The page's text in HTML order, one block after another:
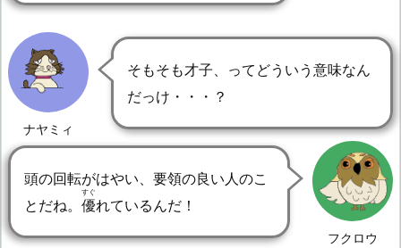
ナヤミィ
そもそも才子、ってどういう意味なん
だっけ・・・？
フクロウ
頭の回転がはやい、要領の良い人のこ
とだね。 優
すぐ
れているんだ！